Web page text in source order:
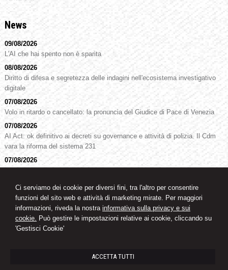
Ci serviamo dei cookie per diversi fini, tra l'altro per consentire
funzioni del sito web e attività di marketing mirate. Per maggiori
informazioni, riveda la nostra informativa sulla privacy e sui
cookie. Può gestire le impostazioni relative ai cookie, cliccando su
'Gestisci Cookie'
ACCETTA TUTTI
News
09/08/2026
L'AI che hai spento non è sparita
08/08/2026
Diritto di difesa e segretezza delle indagini nell'ecosistema investigativo
digitale
07/08/2026
Volo in ritardo o cancellato: la pronuncia del Giudice di Pace di Venezia
07/08/2026
AI Act: ok definitivo ai decreti su governance e attività di polizia. Il Cdm
vara la riforma del sistema 231
07/08/2026
07/08/2026
La reale indicazione della provenienza della merce non esclude l’impiego
di segni o simboli decettivi